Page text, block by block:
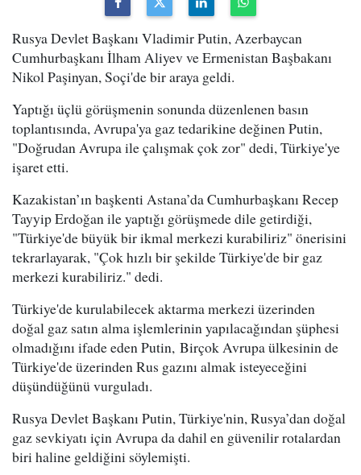
Rusya Devlet Başkanı Vladimir Putin, Azerbaycan
Cumhurbaşkanı İlham Aliyev ve Ermenistan Başbakanı
Nikol Paşinyan, Soçi'de bir araya geldi.
Yaptığı üçlü görüşmenin sonunda düzenlenen basın
toplantısında, Avrupa'ya gaz tedarikine değinen Putin,
"Doğrudan Avrupa ile çalışmak çok zor" dedi, Türkiye'ye
işaret etti.
Kazakistan’ın başkenti Astana’da Cumhurbaşkanı Recep
Tayyip Erdoğan ile yaptığı görüşmede dile getirdiği,
"Türkiye'de büyük bir ikmal merkezi kurabiliriz" önerisini
tekrarlayarak, "Çok hızlı bir şekilde Türkiye'de bir gaz
merkezi kurabiliriz." dedi.
Türkiye'de kurulabilecek aktarma merkezi üzerinden
doğal gaz satın alma işlemlerinin yapılacağından şüphesi
olmadığını ifade eden Putin, Birçok Avrupa ülkesinin de
Türkiye'de üzerinden Rus gazını almak isteyeceğini
düşündüğünü vurguladı.
Rusya Devlet Başkanı Putin, Türkiye'nin, Rusya’dan doğal
gaz sevkiyatı için Avrupa da dahil en güvenilir rotalardan
biri haline geldiğini söylemişti.